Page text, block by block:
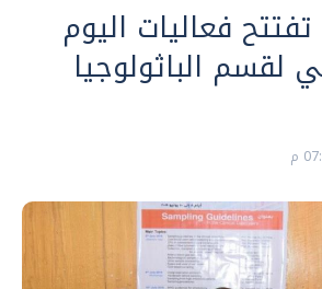
فعاليات اليوم
لقسم الباثولوجيا